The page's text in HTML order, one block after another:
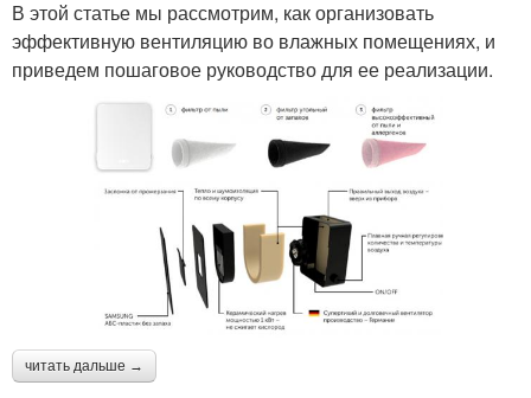
В этой статье мы рассмотрим, как организовать
эффективную вентиляцию во влажных помещениях, и
приведем пошаговое руководство для ее реализации.
читать дальше →